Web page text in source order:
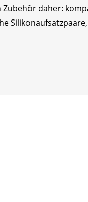
daher: